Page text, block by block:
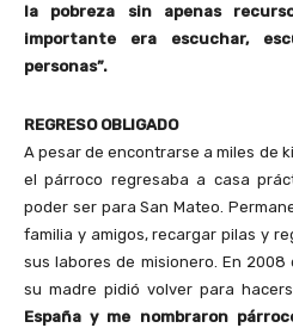
la pobreza sin apenas
importante era escuchar,
personas”.
REGRESO OBLIGADO
A pesar de encontrarse a miles de
el párroco regresaba a casa
poder ser para San Mateo.
familia y amigos, recargar pilas y
sus labores de misionero. En
su madre pidió volver para
España y me nombraron